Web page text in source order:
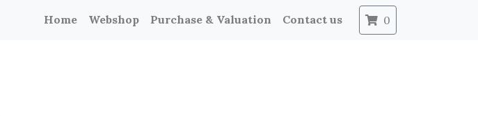
Home Webshop Purchase & Valuation Contact us 0